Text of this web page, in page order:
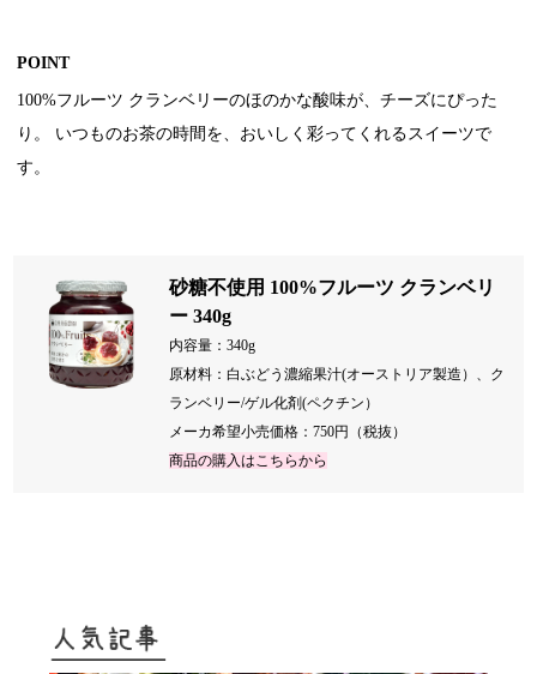
POINT
100%フルーツ クランベリーのほのかな酸味が、チーズにぴった
り。 いつものお茶の時間を、おいしく彩ってくれるスイーツで
す。
砂糖不使用 100%フルーツ クランベリ
ー 340g
内容量：340g
原材料：白ぶどう濃縮果汁(オーストリア製造）、ク
ランベリー/ゲル化剤(ペクチン）
メーカ希望小売価格：750円（税抜）
商品の購入はこちらから